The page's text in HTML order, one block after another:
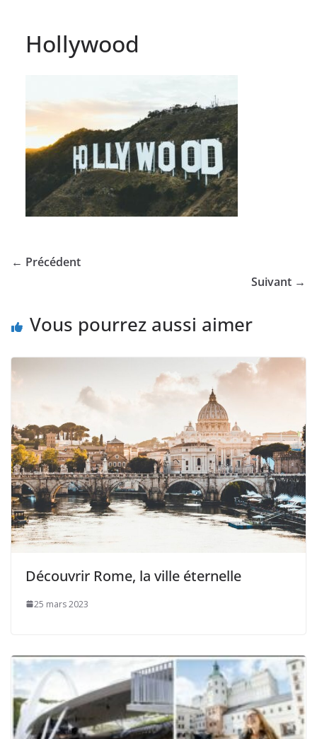
Hollywood
← Précédent
Suivant →
Vous pourrez aussi aimer
Découvrir Rome, la ville éternelle
25 mars 2023